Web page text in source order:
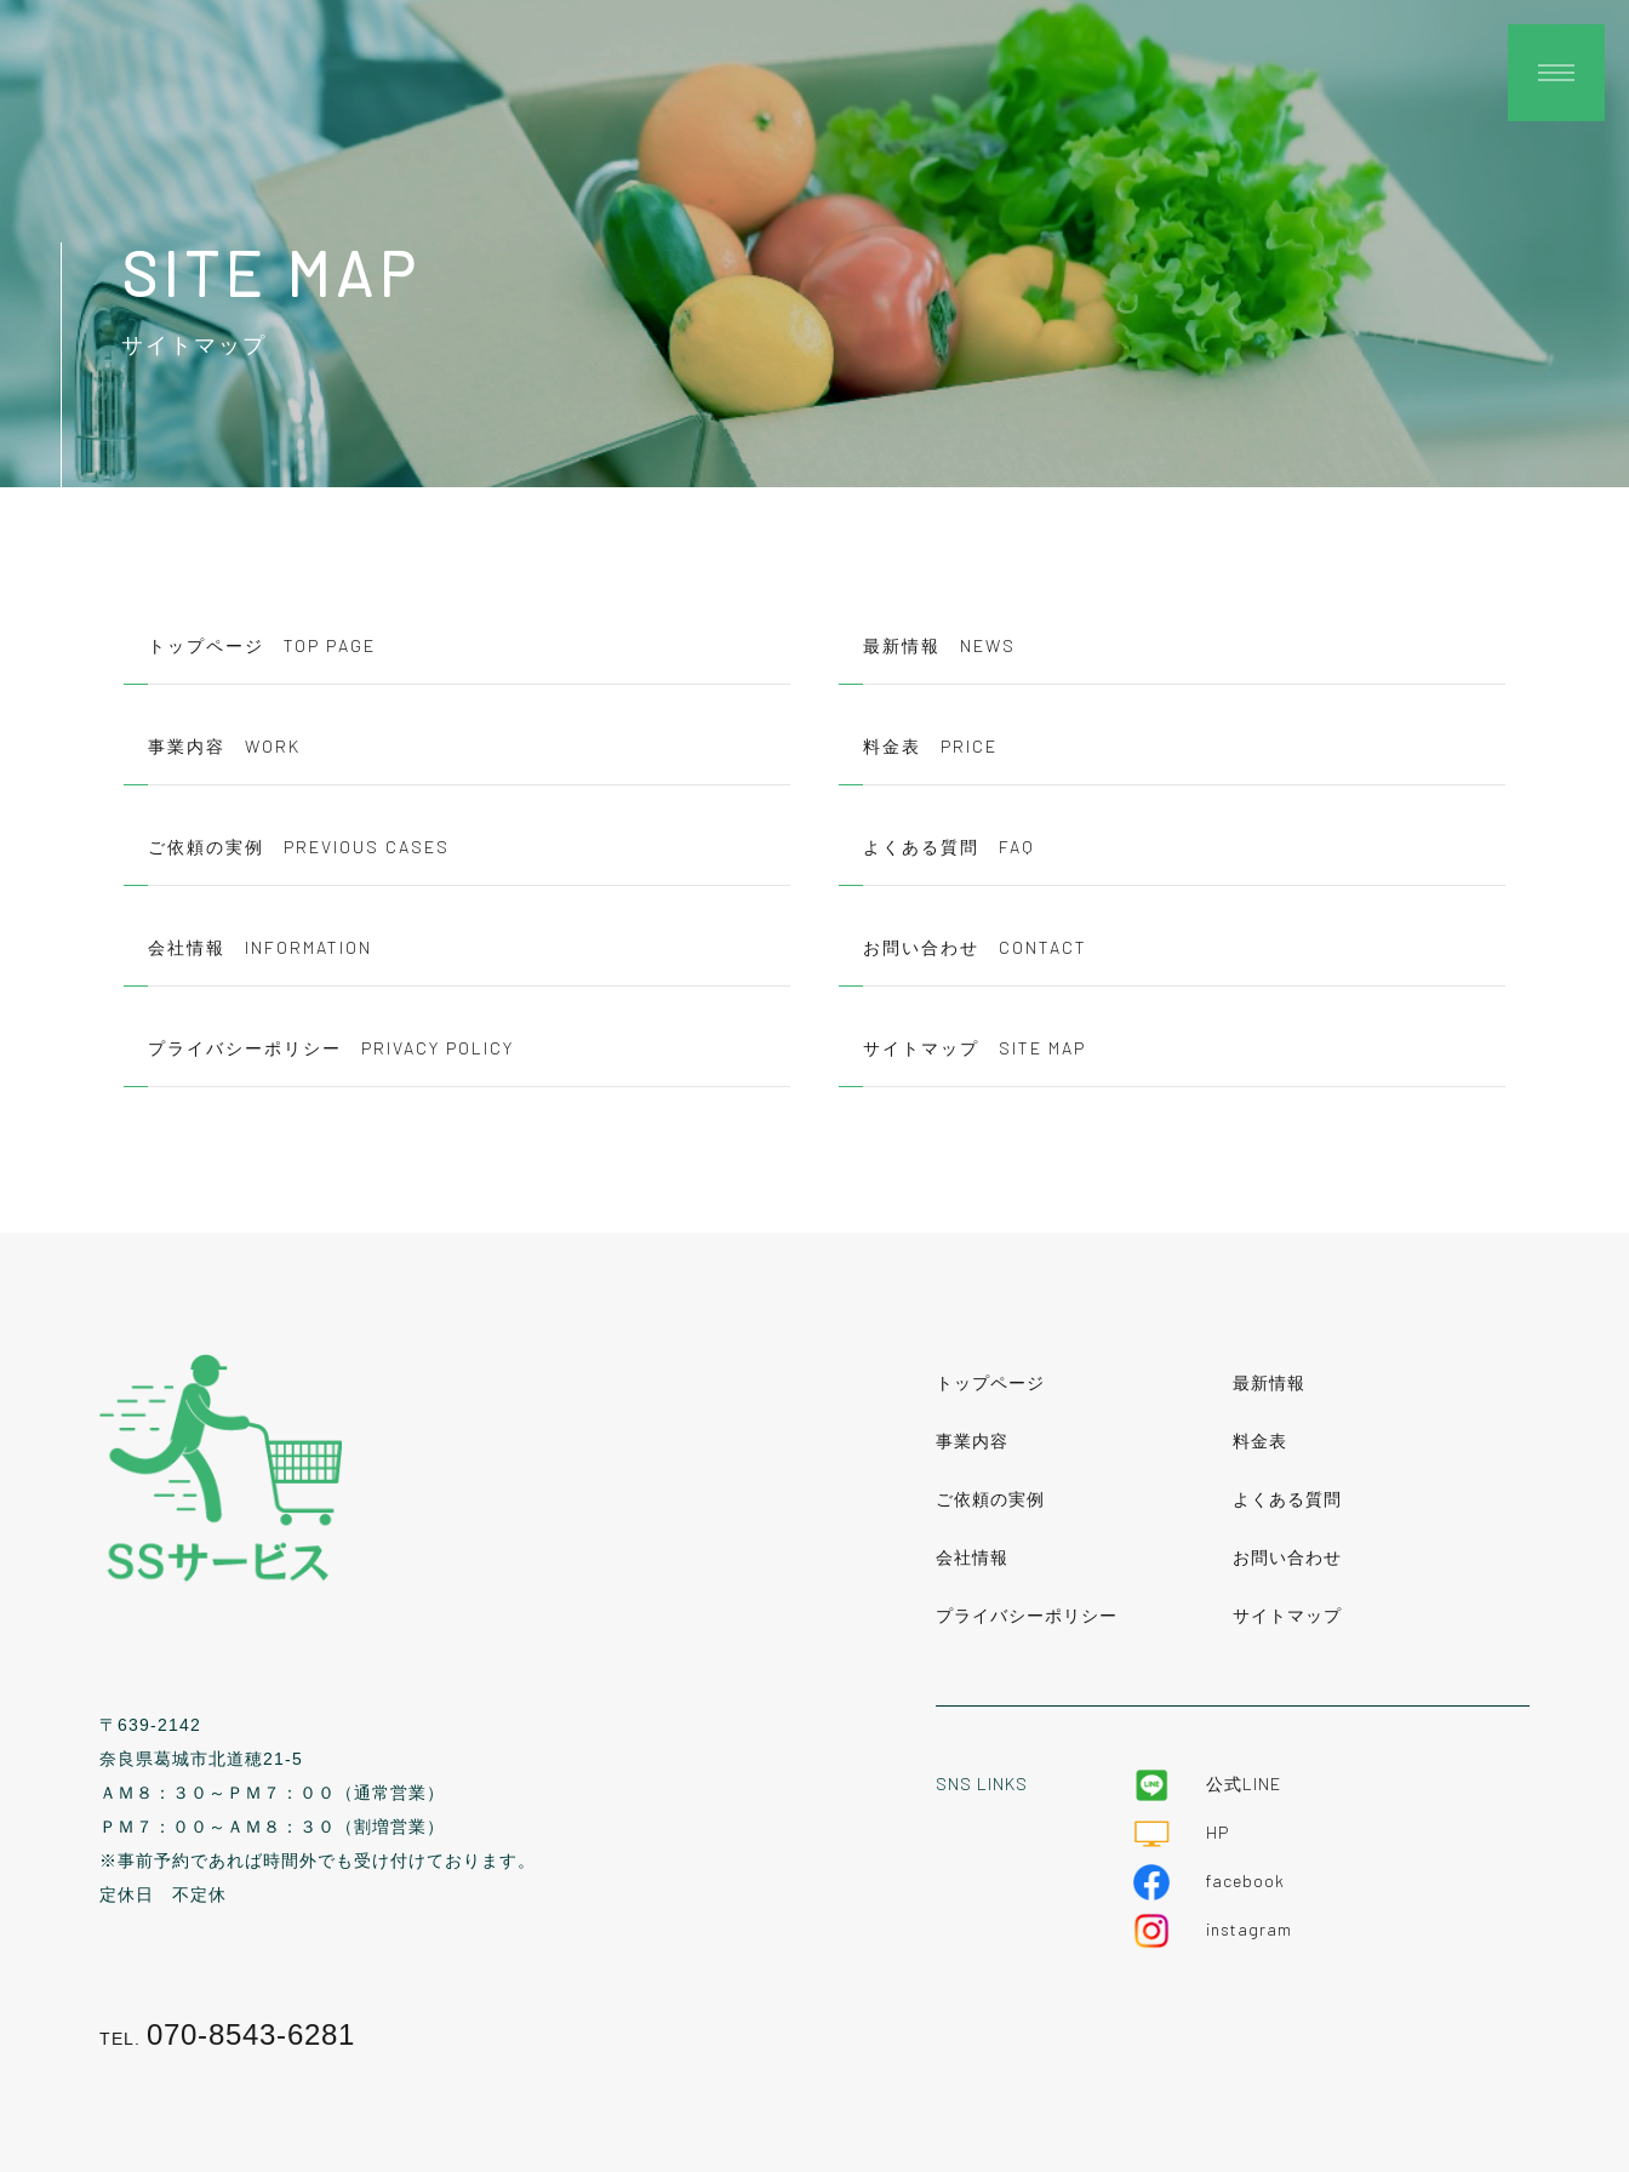
SITE MAP
サイトマップ
トップページ TOP PAGE 最新情報 NEWS
事業内容 WORK 料金表 PRICE
ご依頼の実例 PREVIOUS CASES よくある質問 FAQ
会社情報 INFORMATION お問い合わせ CONTACT
プライバシーポリシー PRIVACY POLICY サイトマップ SITE MAP
〒639-2142
奈良県葛城市北道穂21-5
ＡＭ８：３０～ＰＭ７：００（通常営業）
ＰＭ７：００～ＡＭ８：３０（割増営業）
※事前予約であれば時間外でも受け付けております。
定休日 不定休
TEL. 070-8543-6281
トップページ 最新情報
事業内容 料金表
ご依頼の実例 よくある質問
会社情報 お問い合わせ
プライバシーポリシー サイトマップ
SNS LINKS 公式LINE
HP
facebook
instagram